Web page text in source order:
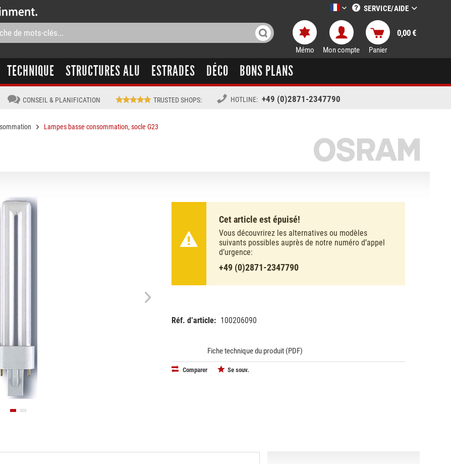
LTT-Versand französisch
SERVICE/AIDE
Mémo Mon compte Panier
0,00 €
TECHNIQUE STRUCTURES ALU ESTRADES DÉCO BONS PLANS
CONSEIL & PLANIFICATION TRUSTED SHOPS: HOTLINE: +49 (0)2871-2347790
Lampes basse consommation, socle G23
Cet article est épuisé!
Vous découvrirez les alternatives ou modèles
suivants possibles auprès de notre numéro d’appel
d’urgence:
+49 (0)2871-2347790
Réf. d’article: 100206090
Fiche technique du produit (PDF)
Comparer Se souv.